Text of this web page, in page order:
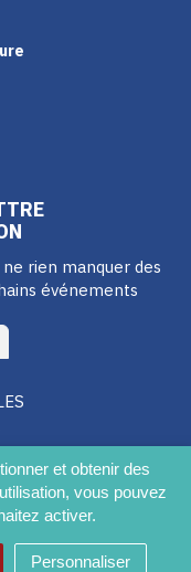
et obtenir des
vous pouvez
activer.
Personnaliser
rien manquer des
événements